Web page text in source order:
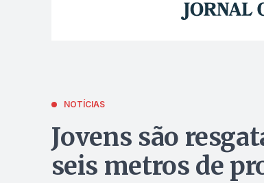
NOTÍCIAS
Jovens são
seis metros de